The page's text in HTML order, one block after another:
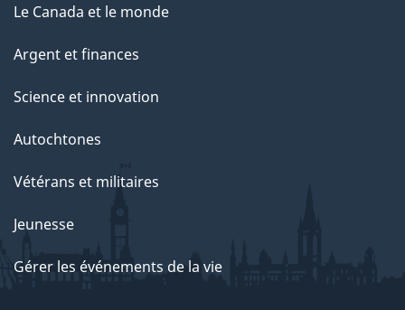
Le Canada et le monde
Argent et finances
Science et innovation
Autochtones
Vétérans et militaires
Jeunesse
Gérer les événements de la vie